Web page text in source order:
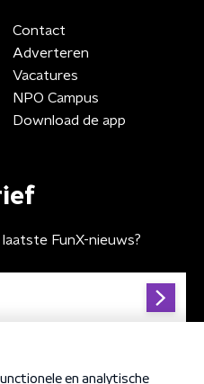
Contact
Adverteren
Vacatures
NPO Campus
Download de app
FunX-nieuws?